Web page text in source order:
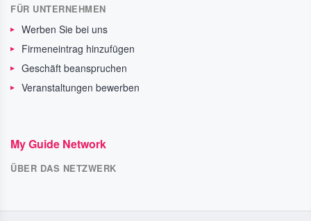
FÜR UNTERNEHMEN
Werben Sie bei uns
Firmeneintrag hinzufügen
Geschäft beanspruchen
Veranstaltungen bewerben
My Guide Network
ÜBER DAS NETZWERK